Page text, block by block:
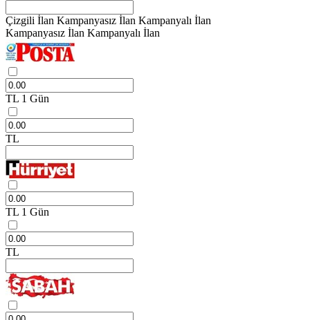
Çizgili İlan Kampanyasız İlan Kampanyalı İlan
Kampanyasız İlan Kampanyalı İlan
TL 1 Gün
TL
TL 1 Gün
TL